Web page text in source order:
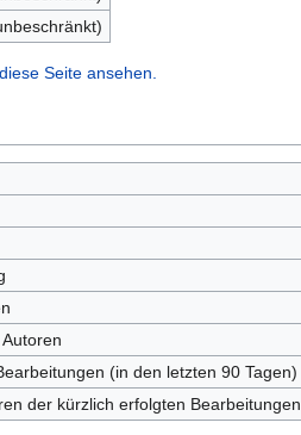
Seite ansehen.
(in den letzten 90 Tagen)
der kürzlich erfolgten Bearbeitungen